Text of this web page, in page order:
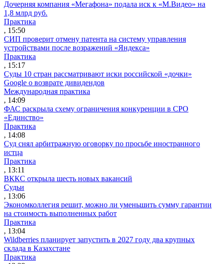
Дочерняя компания «Мегафона» подала иск к «М.Видео» на
1,8 млрд руб.
Практика
, 15:50
СИП проверит отмену патента на систему управления
устройствами после возражений «Яндекса»
Практика
, 15:17
Суды 10 стран рассматривают иски российской «дочки»
Google о возврате дивидендов
Международная практика
, 14:09
ФАС раскрыла схему ограничения конкуренции в СРО
«Единство»
Практика
, 14:08
Суд снял арбитражную оговорку по просьбе иностранного
истца
Практика
, 13:11
ВККС открыла шесть новых вакансий
Судьи
, 13:06
Экономколлегия решит, можно ли уменьшить сумму гарантии
на стоимость выполненных работ
Практика
, 13:04
Wildberries планирует запустить в 2027 году два крупных
склада в Казахстане
Практика